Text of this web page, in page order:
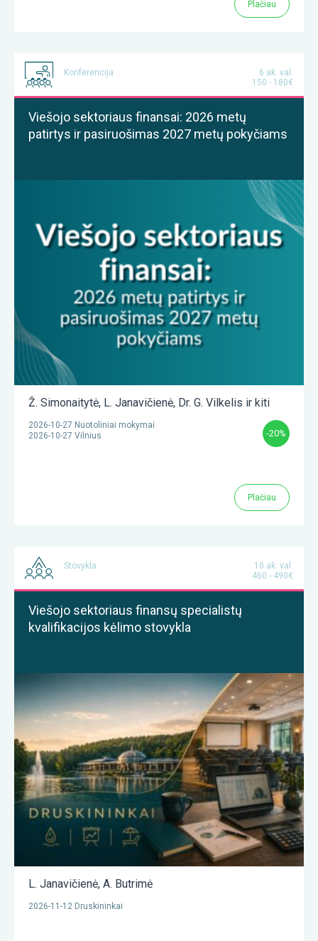
Plačiau
Konferencija
6 ak. val.
150 - 180€
Viešojo sektoriaus finansai: 2026 metų
patirtys ir pasiruošimas 2027 metų pokyčiams
Ž. Simonaitytė, L. Janavičienė, Dr. G. Vilkelis ir kiti
2026-10-27 Nuotoliniai mokymai
2026-10-27 Vilnius
-20%
Plačiau
Stovykla
10 ak. val.
460 - 490€
Viešojo sektoriaus finansų specialistų
kvalifikacijos kėlimo stovykla
L. Janavičienė, A. Butrimė
2026-11-12 Druskininkai